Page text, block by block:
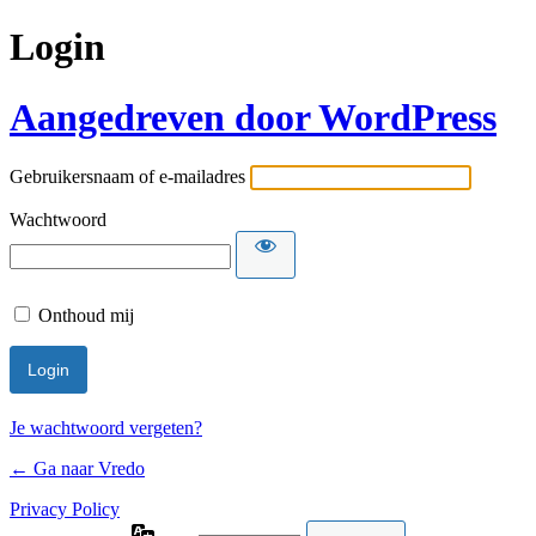
Login
Aangedreven door WordPress
Gebruikersnaam of e-mailadres
Wachtwoord
Onthoud mij
Je wachtwoord vergeten?
← Ga naar Vredo
Privacy Policy